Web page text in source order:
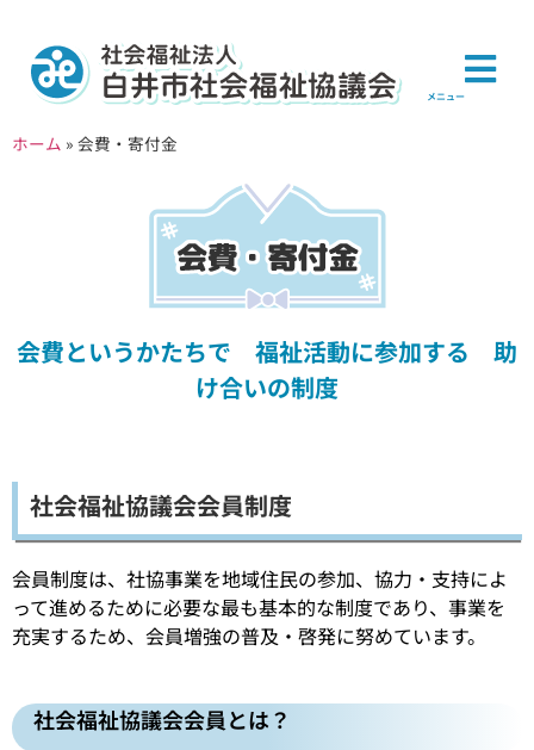
メニュー
ホーム » 会費・寄付金
会費というかたちで 福祉活動に参加する 助
け合いの制度
社会福祉協議会会員制度
会員制度は、社協事業を地域住民の参加、協力・支持によ
って進めるために必要な最も基本的な制度であり、事業を
充実するため、会員増強の普及・啓発に努めています。
社会福祉協議会会員とは？